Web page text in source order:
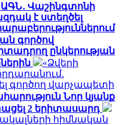
Վաշինգտոնի
է ստեղծել
գործով
ընկերության
«Ձվերի
գործող վարչապետի
Նոր կյանք
2 երիտասարդ
հիմնական